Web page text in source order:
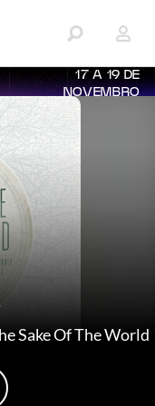
17 A 19 DE
NOVEMBRO
Sake Of The World